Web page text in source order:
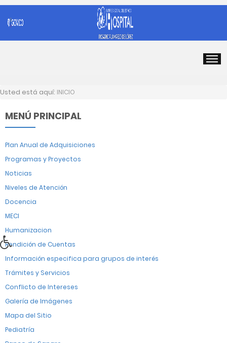
Usted está aquí: INICIO
MENÚ PRINCIPAL
Plan Anual de Adquisiciones
Programas y Proyectos
Noticias
Niveles de Atención
Docencia
MECI
Humanizacion
Rendición de Cuentas
Información especifica para grupos de interés
Trámites y Servicios
Conflicto de Intereses
Galería de Imágenes
Mapa del Sitio
Pediatría